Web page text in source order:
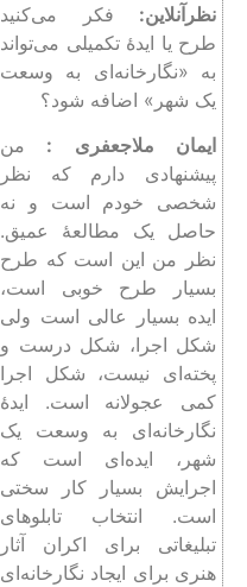
نظرآنلاین: فکر می‌کنید
طرح یا ایدۀ تکمیلی می‌تواند
به «نگارخانه‌ای به وسعت
یک شهر» اضافه شود؟
ایمان ملاجعفری : من
پیشنهادی دارم که نظر
شخصی خودم است و نه
حاصل یک مطالعۀ عمیق.
نظر من این است که طرح
بسیار طرح خوبی است،
ایده بسیار عالی است ولی
شکل اجرا، شکل درست و
پخته‌ای نیست، شکل اجرا
کمی عجولانه است. ایدۀ
نگارخانه‌ای به وسعت یک
شهر، ایده‌ای است که
اجرایش بسیار کار سختی
است. انتخاب تابلوهای
تبلیغاتی برای اکران آثار
هنری برای ایجاد نگارخانه‌ای